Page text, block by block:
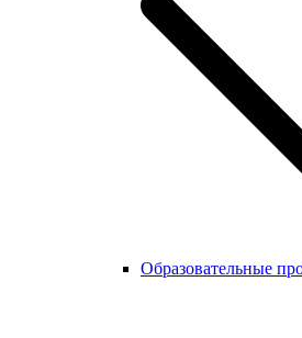
Образовательные